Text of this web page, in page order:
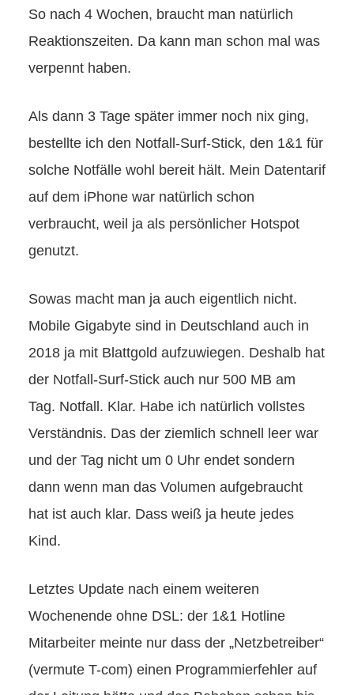
So nach 4 Wochen, braucht man natürlich
Reaktionszeiten. Da kann man schon mal was
verpennt haben.
Als dann 3 Tage später immer noch nix ging,
bestellte ich den Notfall-Surf-Stick, den 1&1 für
solche Notfälle wohl bereit hält. Mein Datentarif
auf dem iPhone war natürlich schon
verbraucht, weil ja als persönlicher Hotspot
genutzt.
Sowas macht man ja auch eigentlich nicht.
Mobile Gigabyte sind in Deutschland auch in
2018 ja mit Blattgold aufzuwiegen. Deshalb hat
der Notfall-Surf-Stick auch nur 500 MB am
Tag. Notfall. Klar. Habe ich natürlich vollstes
Verständnis. Das der ziemlich schnell leer war
und der Tag nicht um 0 Uhr endet sondern
dann wenn man das Volumen aufgebraucht
hat ist auch klar. Dass weiß ja heute jedes
Kind.
Letztes Update nach einem weiteren
Wochenende ohne DSL: der 1&1 Hotline
Mitarbeiter meinte nur dass der „Netzbetreiber“
(vermute T-com) einen Programmierfehler auf